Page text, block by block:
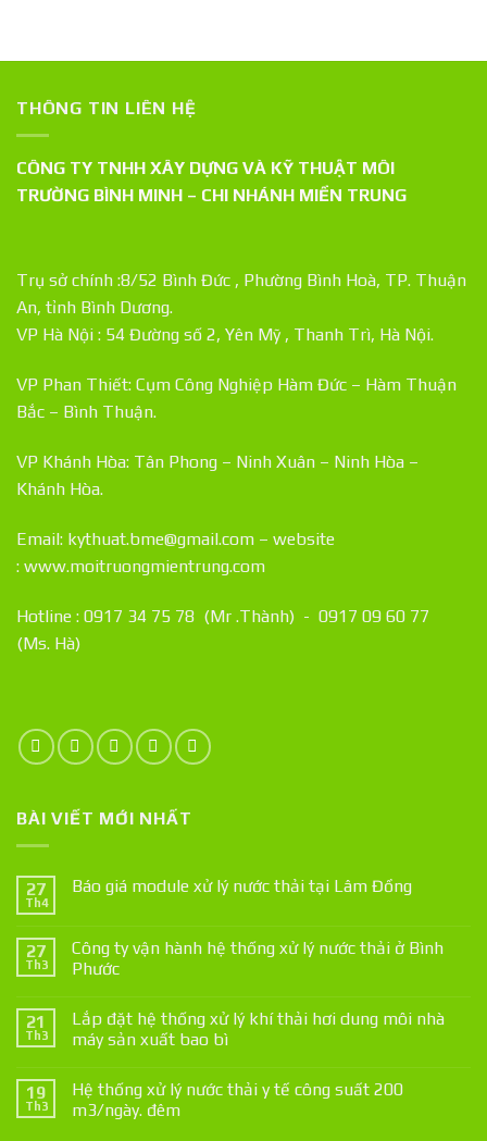
THÔNG TIN LIÊN HỆ
CÔNG TY TNHH XÂY DỰNG VÀ KỸ THUẬT MÔI
TRƯỜNG BÌNH MINH – CHI NHÁNH MIỀN TRUNG
Trụ sở chính :8/52 Bình Đức , Phường Bình Hoà, TP. Thuận
An, tỉnh Bình Dương.
VP Hà Nội : 54 Đường số 2, Yên Mỹ , Thanh Trì, Hà Nội.
VP Phan Thiết: Cụm Công Nghiệp Hàm Đức – Hàm Thuận
Bắc – Bình Thuận.
VP Khánh Hòa: Tân Phong – Ninh Xuân – Ninh Hòa –
Khánh Hòa.
Email: kythuat.bme@gmail.com – website
: www.moitruongmientrung.com
Hotline : 0917 34 75 78 (Mr .Thành) - 0917 09 60 77
(Ms. Hà)
BÀI VIẾT MỚI NHẤT
27
Th4
Báo giá module xử lý nước thải tại Lâm Đồng
27
Th3
Công ty vận hành hệ thống xử lý nước thải ở Bình
Phước
21
Th3
Lắp đặt hệ thống xử lý khí thải hơi dung môi nhà
máy sản xuất bao bì
19
Th3
Hệ thống xử lý nước thải y tế công suất 200
m3/ngày. đêm